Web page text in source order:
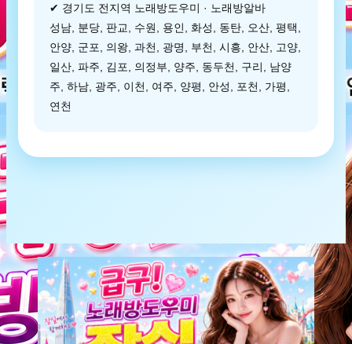
✔ 경기도 전지역 노래방도우미 · 노래방알바
성남, 분당, 판교, 수원, 용인, 화성, 동탄, 오산, 평택,
안양, 군포, 의왕, 과천, 광명, 부천, 시흥, 안산, 고양,
일산, 파주, 김포, 의정부, 양주, 동두천, 구리, 남양
주, 하남, 광주, 이천, 여주, 양평, 안성, 포천, 가평,
연천